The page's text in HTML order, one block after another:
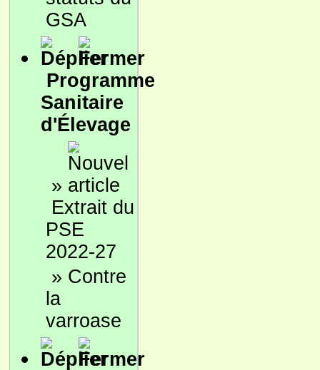
GSA
Programme
Sanitaire
d'Élevage
»
Extrait du
PSE
2022-27
» Contre
la
varroase